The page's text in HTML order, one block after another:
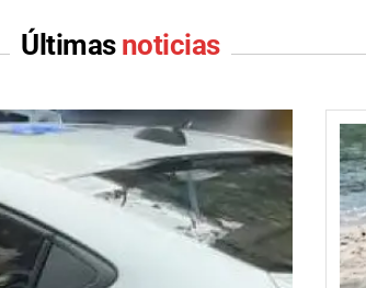
Últimas noticias